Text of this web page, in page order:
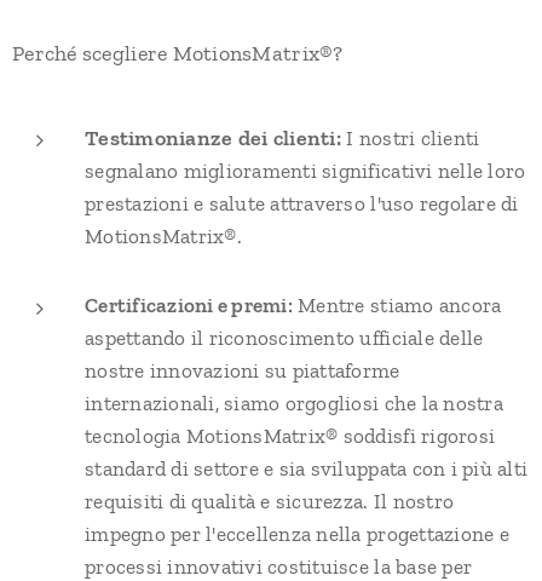
Perché scegliere MotionsMatrix®?
Testimonianze dei clienti: I nostri clienti
segnalano miglioramenti significativi nelle loro
prestazioni e salute attraverso l'uso regolare di
MotionsMatrix®.
Certificazioni e premi: Mentre stiamo ancora
aspettando il riconoscimento ufficiale delle
nostre innovazioni su piattaforme
internazionali, siamo orgogliosi che la nostra
tecnologia MotionsMatrix® soddisfi rigorosi
standard di settore e sia sviluppata con i più alti
requisiti di qualità e sicurezza. Il nostro
impegno per l'eccellenza nella progettazione e
processi innovativi costituisce la base per